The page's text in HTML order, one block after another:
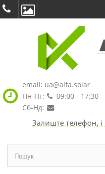
email: ua@alfa.solar
Пн-Пт:
09:00 - 17:30
Сб-Нд:
Залиште телефон,